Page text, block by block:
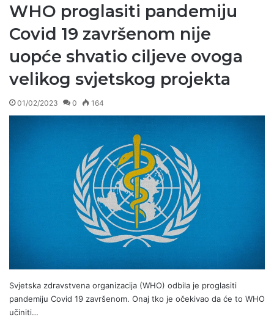
WHO proglasiti pandemiju
Covid 19 završenom nije
uopće shvatio ciljeve ovoga
velikog svjetskog projekta
01/02/2023 0 164
Svjetska zdravstvena organizacija (WHO) odbila je proglasiti
pandemiju Covid 19 završenom. Onaj tko je očekivao da će to WHO
učiniti…